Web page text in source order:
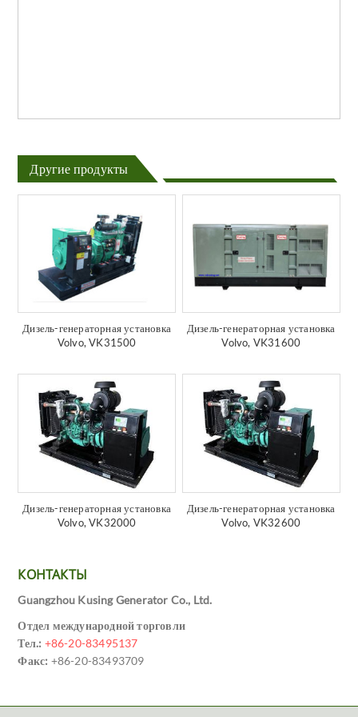
Другие продукты
Дизель-генераторная установка
Volvo, VK31500
Дизель-генераторная установка
Volvo, VK31600
Дизель-генераторная установка
Volvo, VK32000
Дизель-генераторная установка
Volvo, VK32600
КОНТАКТЫ
Guangzhou Kusing Generator Co., Ltd.
Отдел международной торговли
Тел.: +86-20-83495137
Факс: +86-20-83493709